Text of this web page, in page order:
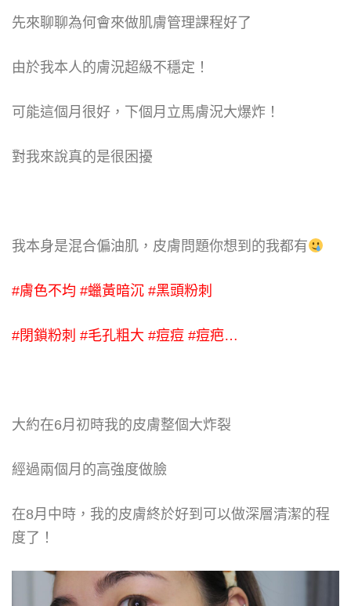
先來聊聊為何會來做肌膚管理課程好了
由於我本人的膚況超級不穩定！
可能這個月很好，下個月立馬膚況大爆炸！
對我來說真的是很困擾
我本身是混合偏油肌，皮膚問題你想到的我都有
#膚色不均 #蠟黃暗沉 #黑頭粉刺
#閉鎖粉刺 #毛孔粗大 #痘痘 #痘疤…
大約在6月初時我的皮膚整個大炸裂
經過兩個月的高強度做臉
在8月中時，我的皮膚終於好到可以做深層清潔的程
度了！